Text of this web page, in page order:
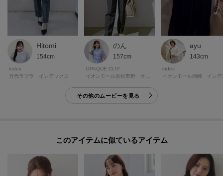
Hitomi
154cm
index
万代ラブラ インデックス
のん
157cm
OPAQUE.CLIP
ayu
143cm
index
その他のムービーを見る
このアイテムに似ているアイテム